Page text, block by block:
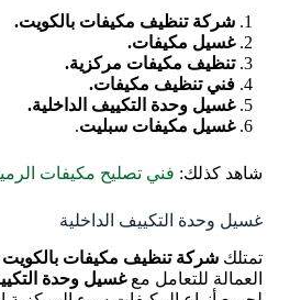
شركة تنظيف مكيفات بالكويت.
غسيل مكيفات.
تنظيف مكيفات مركزية.
فني تنظيف مكيفات.
غسيل وحدة التكييف الداخلية.
غسيل مكيفات سبليت.
شاهد كذلك: فني تصليح مكيفات
غسيل وحدة التكييف الداخلية
تمتلك شركة تنظيف مكيفات بالكويت
العمالة للتعامل معغسيل وحدة